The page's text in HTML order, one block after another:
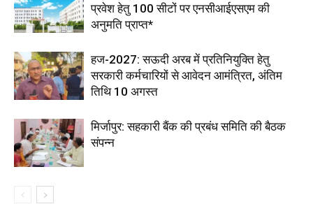
प्रवेश हेतु 100 सीटों पर एनसीआईएसएम की
अनुमति प्राप्त*
हज-2027: सऊदी अरब में प्रतिनियुक्ति हेतु
सरकारी कर्मचारियों से आवेदन आमंत्रित, अंतिम
तिथि 10 अगस्त
मिर्जापुर: सहकारी बैंक की प्रबंध समिति की बैठक
संपन्न